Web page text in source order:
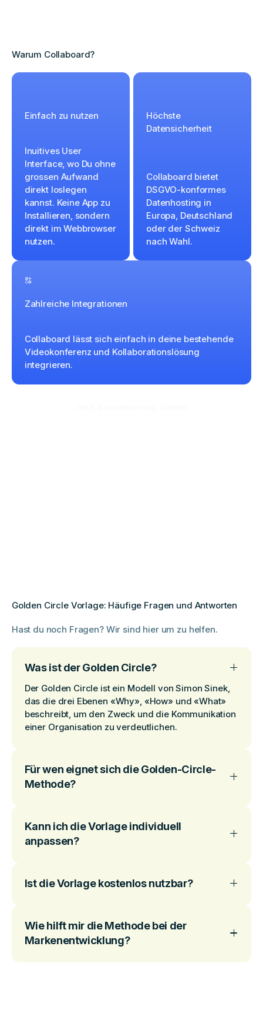
Warum Collaboard?
Einfach zu nutzen
Inuitives User
Interface, wo Du ohne
grossen Aufwand
direkt loslegen
kannst. Keine App zu
Installieren, sondern
direkt im Webbrowser
nutzen.
Höchste
Datensicherheit
Collaboard bietet
DSGVO-konformes
Datenhosting in
Europa, Deutschland
oder der Schweiz
nach Wahl.
Zahlreiche Integrationen
Collaboard lässt sich einfach in deine bestehende
Videokonferenz und Kollaborationslösung
integrieren.
Golden Circle Vorlage: Häufige Fragen und Antworten
Hast du noch Fragen? Wir sind hier um zu helfen.
Was ist der Golden Circle?
Der Golden Circle ist ein Modell von Simon Sinek,
das die drei Ebenen «Why», «How» und «What»
beschreibt, um den Zweck und die Kommunikation
einer Organisation zu verdeutlichen.
Für wen eignet sich die Golden-Circle-
Methode?
Kann ich die Vorlage individuell
anpassen?
Ist die Vorlage kostenlos nutzbar?
Wie hilft mir die Methode bei der
Markenentwicklung?